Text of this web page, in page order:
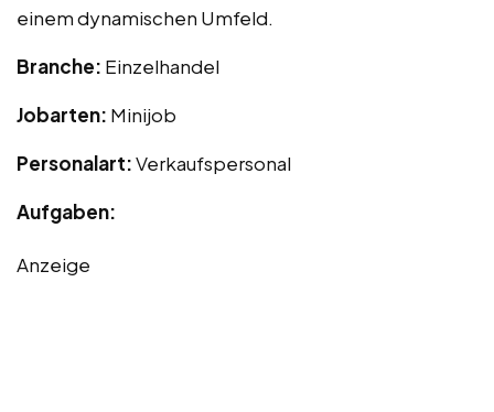
einem dynamischen Umfeld.
Branche: Einzelhandel
Jobarten: Minijob
Personalart:Verkaufspersonal
Aufgaben:
Anzeige